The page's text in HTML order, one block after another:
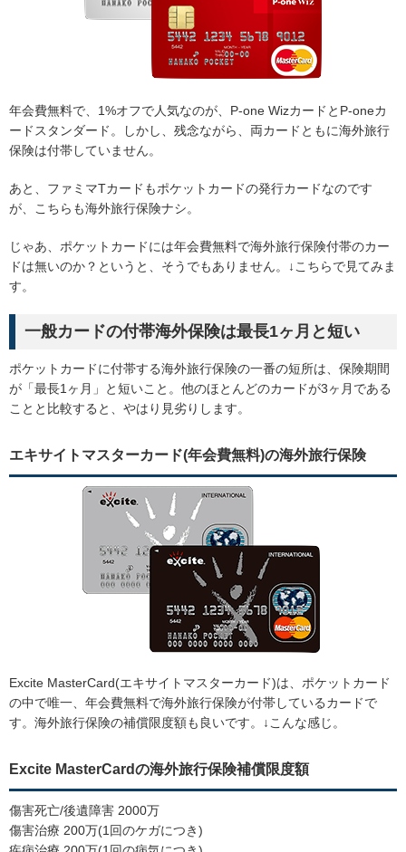
年会費無料で、1%オフで人気なのが、P-one WizカードとP-oneカ
ードスタンダード。しかし、残念ながら、両カードともに海外旅行
保険は付帯していません。
あと、ファミマTカードもポケットカードの発行カードなのです
が、こちらも海外旅行保険ナシ。
じゃあ、ポケットカードには年会費無料で海外旅行保険付帯のカー
ドは無いのか？というと、そうでもありません。↓こちらで見てみま
す。
一般カードの付帯海外保険は最長1ヶ月と短い
ポケットカードに付帯する海外旅行保険の一番の短所は、保険期間
が「最長1ヶ月」と短いこと。他のほとんどのカードが3ヶ月である
ことと比較すると、やはり見劣りします。
エキサイトマスターカード(年会費無料)の海外旅行保険
Excite MasterCard(エキサイトマスターカード)は、ポケットカード
の中で唯一、年会費無料で海外旅行保険が付帯しているカードで
す。海外旅行保険の補償限度額も良いです。↓こんな感じ。
Excite MasterCardの海外旅行保険補償限度額
傷害死亡/後遺障害 2000万
傷害治療 200万(1回のケガにつき)